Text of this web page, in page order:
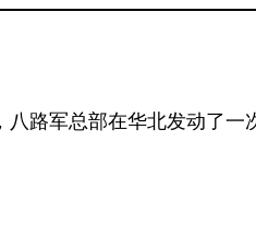
路军总部在华北发动了一